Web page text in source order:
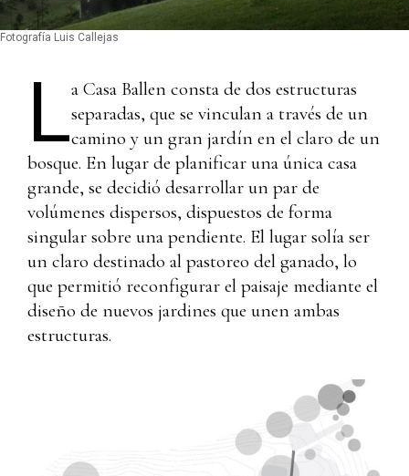
Fotografía Luis Callejas
La Casa Ballen consta de dos estructuras
separadas, que se vinculan a través de un
camino y un gran jardín en el claro de un
bosque. En lugar de planificar una única casa
grande, se decidió desarrollar un par de
volúmenes dispersos, dispuestos de forma
singular sobre una pendiente. El lugar solía ser
un claro destinado al pastoreo del ganado, lo
que permitió reconfigurar el paisaje mediante el
diseño de nuevos jardines que unen ambas
estructuras.